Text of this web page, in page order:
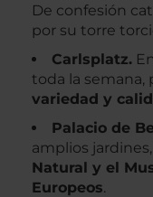
De confesión
por su torre
Carlsplatz.
toda la semana,
variedad y
Palacio de
amplios
Natural y el
Europeos.